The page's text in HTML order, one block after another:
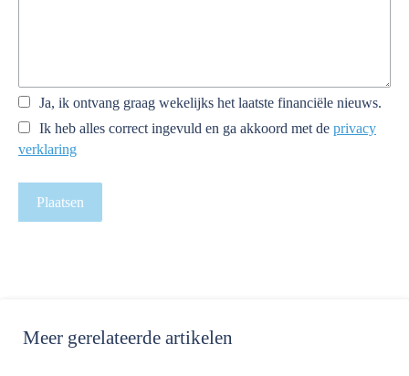
Ja, ik ontvang graag wekelijks het laatste financiële nieuws.
Ik heb alles correct ingevuld en ga akkoord met de privacy
verklaring
Plaatsen
Meer gerelateerde artikelen